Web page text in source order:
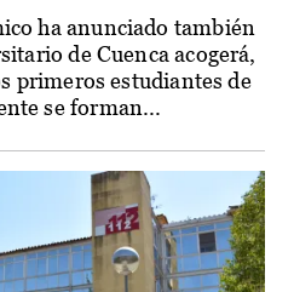
ha anunciado también
de Cuenca acogerá,
primeros estudiantes de
se forman...